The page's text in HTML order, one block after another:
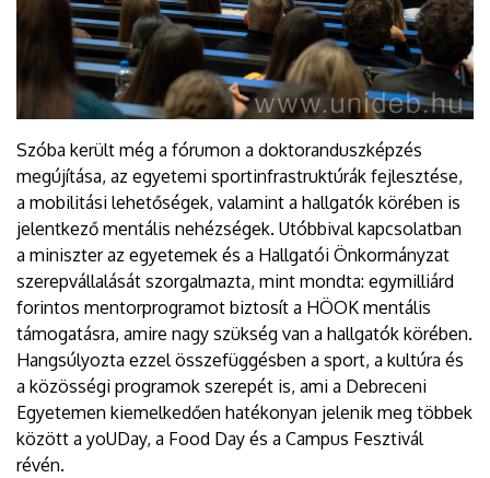
Szóba került még a fórumon a doktoranduszképzés
megújítása, az egyetemi sportinfrastruktúrák fejlesztése,
a mobilitási lehetőségek, valamint a hallgatók körében is
jelentkező mentális nehézségek. Utóbbival kapcsolatban
a miniszter az egyetemek és a Hallgatói Önkormányzat
szerepvállalását szorgalmazta, mint mondta: egymilliárd
forintos mentorprogramot biztosít a HÖOK mentális
támogatásra, amire nagy szükség van a hallgatók körében.
Hangsúlyozta ezzel összefüggésben a sport, a kultúra és
a közösségi programok szerepét is, ami a Debreceni
Egyetemen kiemelkedően hatékonyan jelenik meg többek
között a yoUDay, a Food Day és a Campus Fesztivál
révén.